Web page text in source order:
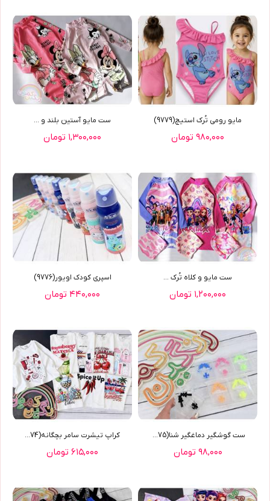
مایو رومی تُرک استیچ(9779)
۹۸۰,۰۰۰ تومان
ست مایو آستین بلند و ...
۱,۳۰۰,۰۰۰ تومان
ست مایو و کلاه تُرک ...
۱,۲۰۰,۰۰۰ تومان
اسپری کودک اویور(9776)
۴۴۰,۰۰۰ تومان
ست گوشگیر دماغگیر شنا(9775)
۹۸,۰۰۰ تومان
کراپ تیشرت سامر بچگانه(9774)
۶۱۵,۰۰۰ تومان